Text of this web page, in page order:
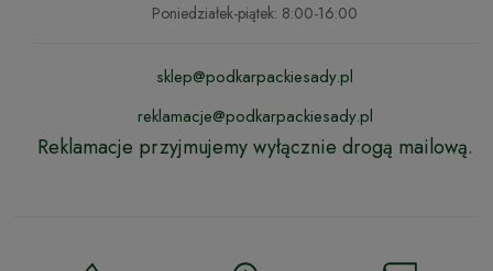
Poniedziałek-piątek: 8:00-16:00
sklep@podkarpackiesady.pl
reklamacje@podkarpackiesady.pl
Reklamacje przyjmujemy wyłącznie drogą mailową.